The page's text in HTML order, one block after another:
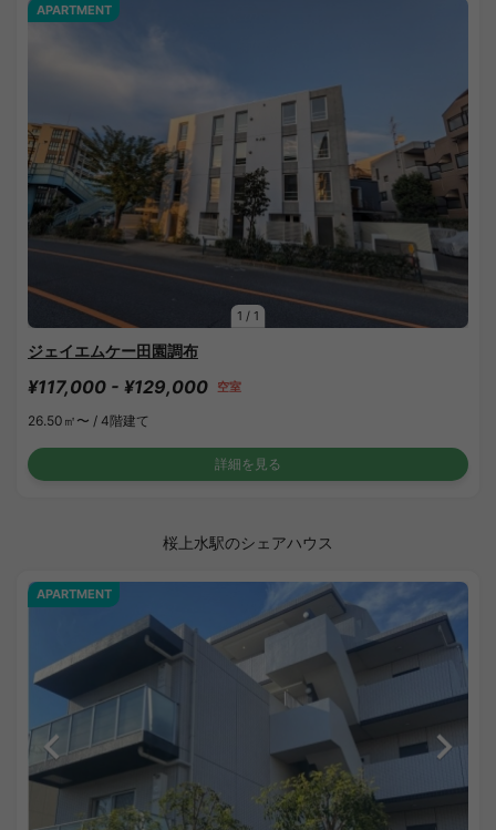
1 / 1
APARTMENT
ジェイエムケー田園調布
¥117,000 - ¥129,000 空室
26.50㎡〜 / 4階建て
詳細を見る
桜上水駅のシェアハウス
APARTMENT